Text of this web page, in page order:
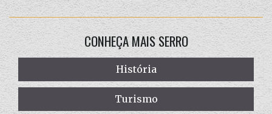
CONHEÇA MAIS SERRO
História
Turismo